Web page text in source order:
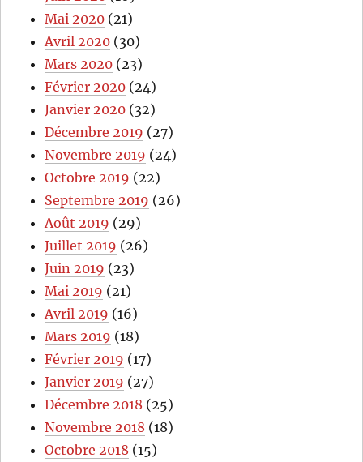
Mai 2020 (21)
Avril 2020 (30)
Mars 2020 (23)
Février 2020 (24)
Janvier 2020 (32)
Décembre 2019 (27)
Novembre 2019 (24)
Octobre 2019 (22)
Septembre 2019 (26)
Août 2019 (29)
Juillet 2019 (26)
Juin 2019 (23)
Mai 2019 (21)
Avril 2019 (16)
Mars 2019 (18)
Février 2019 (17)
Janvier 2019 (27)
Décembre 2018 (25)
Novembre 2018 (18)
Octobre 2018 (15)